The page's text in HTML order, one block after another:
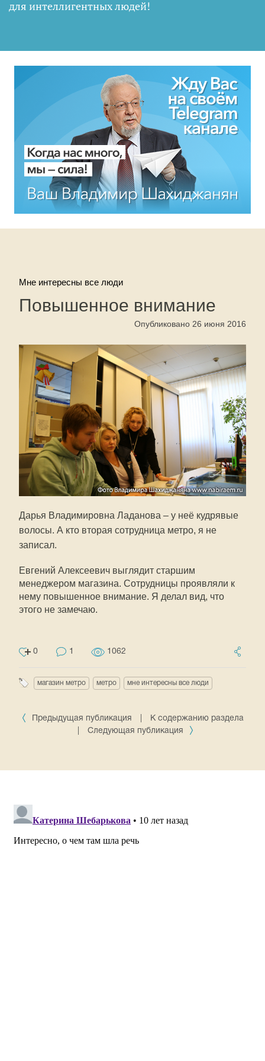
для интеллигентных людей!
Мне интересны все люди
Повышенное внимание
Опубликовано 26 июня 2016
Дарья Владимировна Ладанова – у неё кудрявые
волосы. А кто вторая сотрудница метро, я не
записал.
Евгений Алексеевич выглядит старшим
менеджером магазина. Сотрудницы проявляли к
нему повышенное внимание. Я делал вид, что
этого не замечаю.
0 1 1062
магазин метро метро мне интересны все люди
Предыдущая публикация
К содержанию раздела
Следующая публикация